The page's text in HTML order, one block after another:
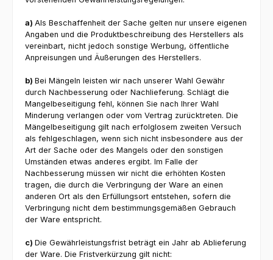
a) Als Beschaffenheit der Sache gelten nur unsere eigenen
Angaben und die Produktbeschreibung des Herstellers als
vereinbart, nicht jedoch sonstige Werbung, öffentliche
Anpreisungen und Äußerungen des Herstellers.
b) Bei Mängeln leisten wir nach unserer Wahl Gewähr
durch Nachbesserung oder Nachlieferung. Schlägt die
Mangelbeseitigung fehl, können Sie nach Ihrer Wahl
Minderung verlangen oder vom Vertrag zurücktreten. Die
Mängelbeseitigung gilt nach erfolglosem zweiten Versuch
als fehlgeschlagen, wenn sich nicht insbesondere aus der
Art der Sache oder des Mangels oder den sonstigen
Umständen etwas anderes ergibt. Im Falle der
Nachbesserung müssen wir nicht die erhöhten Kosten
tragen, die durch die Verbringung der Ware an einen
anderen Ort als den Erfüllungsort entstehen, sofern die
Verbringung nicht dem bestimmungsgemäßen Gebrauch
der Ware entspricht.
c) Die Gewährleistungsfrist beträgt ein Jahr ab Ablieferung
der Ware. Die Fristverkürzung gilt nicht: